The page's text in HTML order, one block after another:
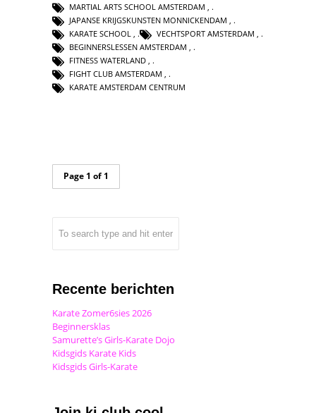
MARTIAL ARTS SCHOOL AMSTERDAM
JAPANSE KRIJGSKUNSTEN MONNICKENDAM
KARATE SCHOOL , VECHTSPORT AMSTERDAM ,
BEGINNERSLESSEN AMSTERDAM ,
FITNESS WATERLAND ,
FIGHT CLUB AMSTERDAM ,
KARATE AMSTERDAM CENTRUM
Page 1 of 1
Recente berichten
Karate Zomer6sies 2026
Beginnersklas
Samurette’s Girls-Karate Dojo
Kidsgids Karate Kids
Kidsgids Girls-Karate